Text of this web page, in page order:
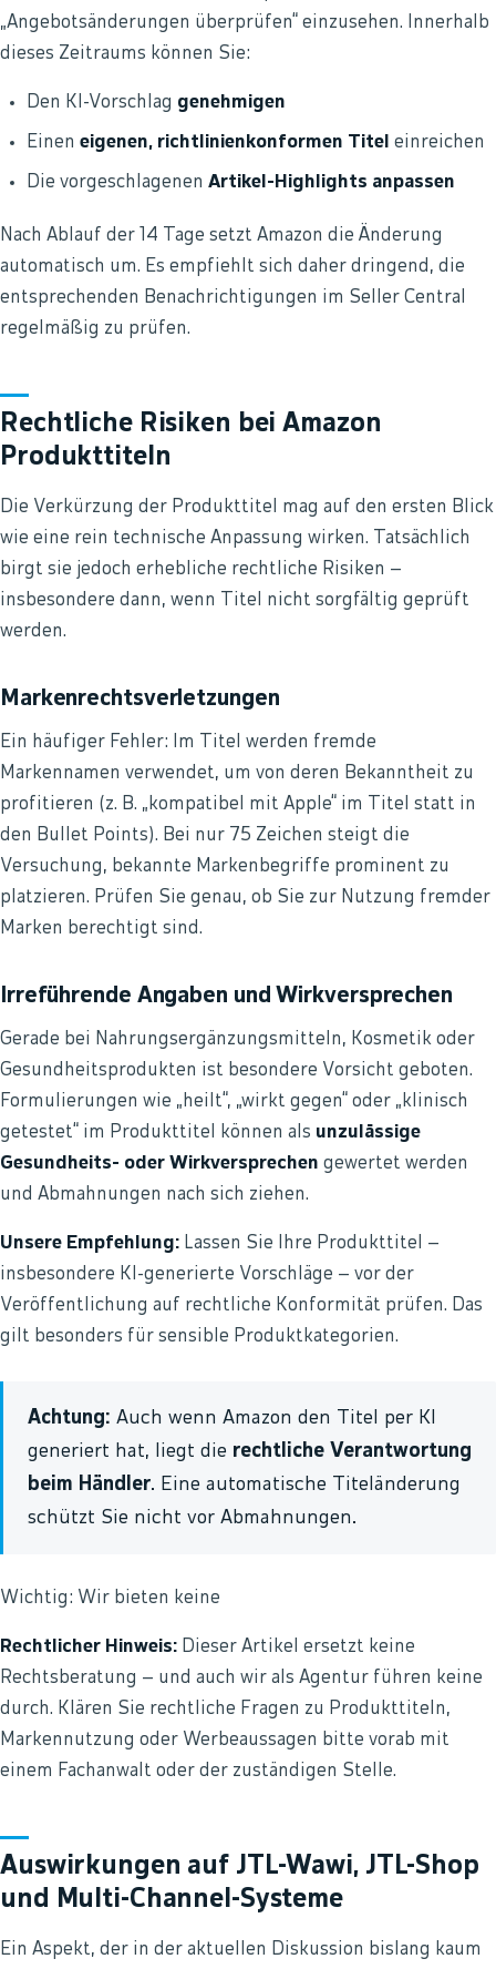
„Angebotsänderungen überprüfen“ einzusehen. Innerhalb
dieses Zeitraums können Sie:
Den KI-Vorschlag genehmigen
Einen eigenen, richtlinienkonformen Titel einreichen
Die vorgeschlagenen Artikel-Highlights anpassen
Nach Ablauf der 14 Tage setzt Amazon die Änderung
automatisch um. Es empfiehlt sich daher dringend, die
entsprechenden Benachrichtigungen im Seller Central
regelmäßig zu prüfen.
Rechtliche Risiken bei Amazon
Produkttiteln
Die Verkürzung der Produkttitel mag auf den ersten Blick
wie eine rein technische Anpassung wirken. Tatsächlich
birgt sie jedoch erhebliche rechtliche Risiken –
insbesondere dann, wenn Titel nicht sorgfältig geprüft
werden.
Markenrechtsverletzungen
Ein häufiger Fehler: Im Titel werden fremde
Markennamen verwendet, um von deren Bekanntheit zu
profitieren (z. B. „kompatibel mit Apple“ im Titel statt in
den Bullet Points). Bei nur 75 Zeichen steigt die
Versuchung, bekannte Markenbegriffe prominent zu
platzieren. Prüfen Sie genau, ob Sie zur Nutzung fremder
Marken berechtigt sind.
Irreführende Angaben und Wirkversprechen
Gerade bei Nahrungsergänzungsmitteln, Kosmetik oder
Gesundheitsprodukten ist besondere Vorsicht geboten.
Formulierungen wie „heilt“, „wirkt gegen“ oder „klinisch
getestet“ im Produkttitel können als unzulässige
Gesundheits- oder Wirkversprechen gewertet werden
und Abmahnungen nach sich ziehen.
Unsere Empfehlung: Lassen Sie Ihre Produkttitel –
insbesondere KI-generierte Vorschläge – vor der
Veröffentlichung auf rechtliche Konformität prüfen. Das
gilt besonders für sensible Produktkategorien.
Achtung: Auch wenn Amazon den Titel per KI
generiert hat, liegt die rechtliche Verantwortung
beim Händler. Eine automatische Titeländerung
schützt Sie nicht vor Abmahnungen.
Wichtig: Wir bieten keine
Rechtlicher Hinweis: Dieser Artikel ersetzt keine
Rechtsberatung – und auch wir als Agentur führen keine
durch. Klären Sie rechtliche Fragen zu Produkttiteln,
Markennutzung oder Werbeaussagen bitte vorab mit
einem Fachanwalt oder der zuständigen Stelle.
Auswirkungen auf JTL-Wawi, JTL-Shop
und Multi-Channel-Systeme
Ein Aspekt, der in der aktuellen Diskussion bislang kaum